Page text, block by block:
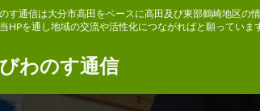
す通信は大分市高田をベースに高田及び東部鶴崎地区の
HPを通し地域の交流や活性化につながればと願っていま
わのす通信